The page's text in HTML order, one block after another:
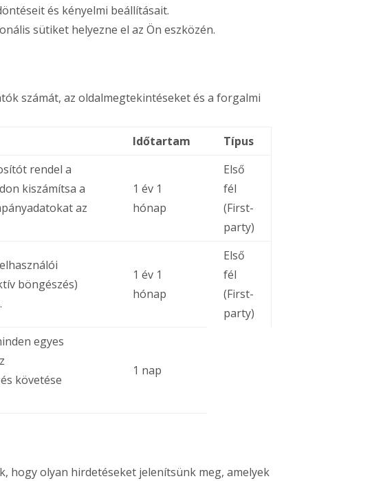
és kényelmi beállításait.
sütiket helyezne el az Ön eszközén.
számát, az oldalmegtekintéseket és a forgalmi
Időtartam Típus
rendel a
kiszámítsa a
az
1 év 1
hónap
Első
fél
(First-
party)
böngészés)
1 év 1
hónap
Első
fél
(First-
party)
egyes
követése
1 nap
hogy olyan hirdetéseket jelenítsünk meg, amelyek